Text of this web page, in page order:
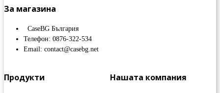
За магазина
CaseBG България
Телефон: 0876-322-534
Email: contact@casebg.net
Продукти Нашата компания